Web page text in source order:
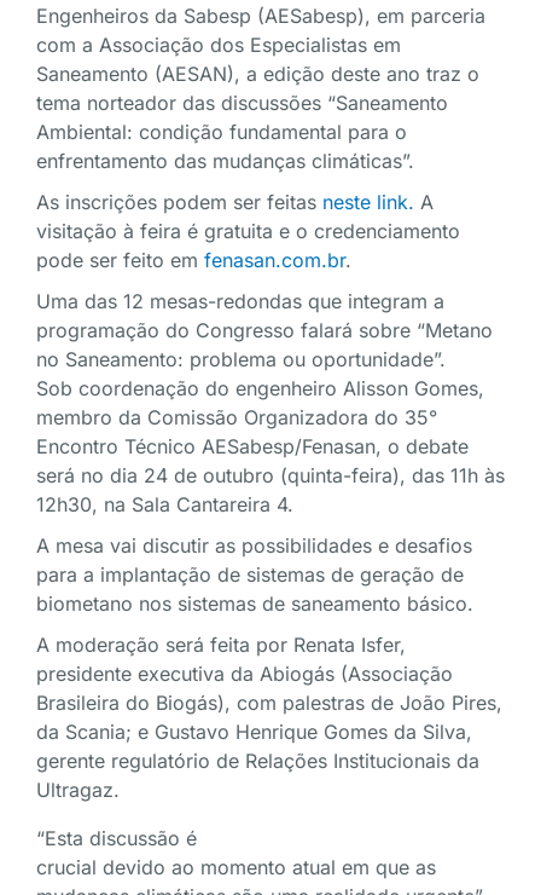
Engenheiros da Sabesp (AESabesp), em parceria
com a Associação dos Especialistas em
Saneamento (AESAN), a edição deste ano traz o
tema norteador das discussões “Saneamento
Ambiental: condição fundamental para o
enfrentamento das mudanças climáticas”.
As inscrições podem ser feitas neste link. A
visitação à feira é gratuita e o credenciamento
pode ser feito em fenasan.com.br.
Uma das 12 mesas-redondas que integram a
programação do Congresso falará sobre “Metano
no Saneamento: problema ou oportunidade”.
Sob coordenação do engenheiro Alisson Gomes,
membro da Comissão Organizadora do 35°
Encontro Técnico AESabesp/Fenasan, o debate
será no dia 24 de outubro (quinta-feira), das 11h às
12h30, na Sala Cantareira 4.
A mesa vai discutir as possibilidades e desafios
para a implantação de sistemas de geração de
biometano nos sistemas de saneamento básico.
A moderação será feita por Renata Isfer,
presidente executiva da Abiogás (Associação
Brasileira do Biogás), com palestras de João Pires,
da Scania; e Gustavo Henrique Gomes da Silva,
gerente regulatório de Relações Institucionais da
Ultragaz.
“Esta discussão é
crucial devido ao momento atual em que as